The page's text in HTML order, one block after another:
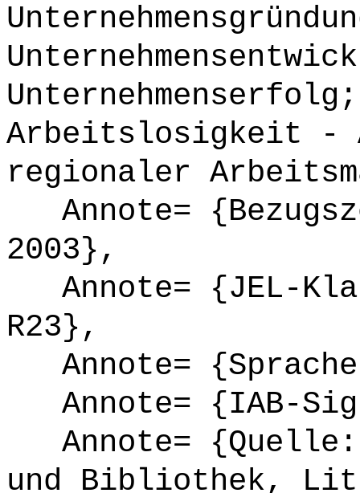
Arbeitslosigkeit -
regionaler
Annote=
2003},
Annote= {JEL-
R23},
Annote=
Annote= {IAB-
Annote= {Quelle:
und Bibliothek,